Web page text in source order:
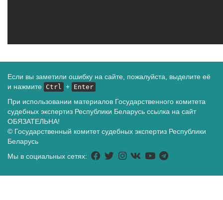
Если вы заметили ошибку на сайте, пожалуйста, выделите её
и нажмите Ctrl + Enter
При использовании материалов Государственного комитета
судебных экспертиз Республики Беларусь ссылка на сайт
ОБЯЗАТЕЛЬНА!
© Государственный комитет судебных экспертиз Республики
Беларусь
Мы в социальных сетях: